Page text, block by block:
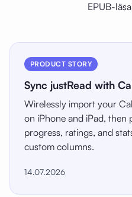
EPUB-
PRODUCT STORY
Sync justRead with
Wirelessly import your
on iPhone and iPad, then
progress, ratings, and
custom columns.
14.07.2026